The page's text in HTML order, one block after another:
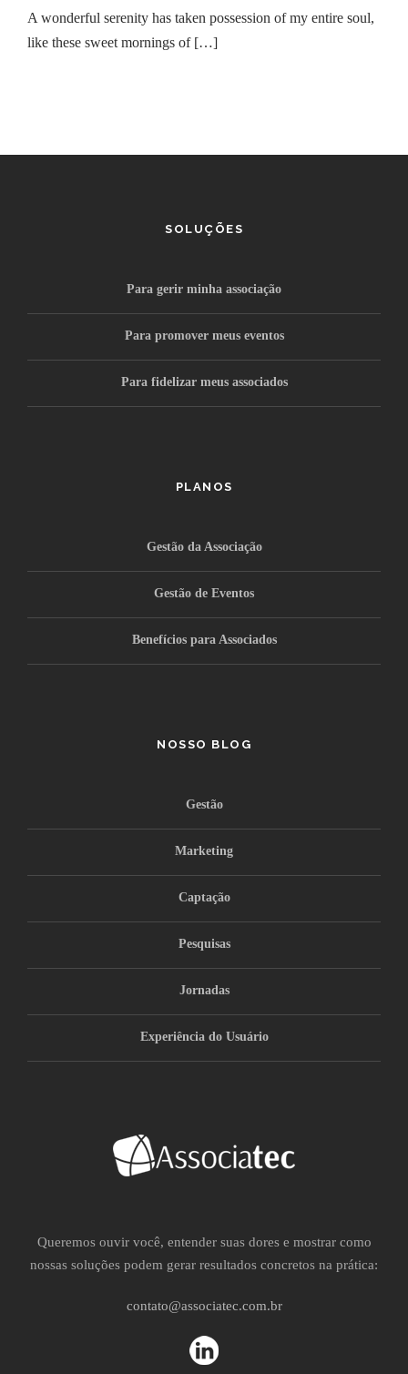
A wonderful serenity has taken possession of my entire soul,
like these sweet mornings of […]
SOLUÇÕES
Para gerir minha associação
Para promover meus eventos
Para fidelizar meus associados
PLANOS
Gestão da Associação
Gestão de Eventos
Benefícios para Associados
NOSSO BLOG
Gestão
Marketing
Captação
Pesquisas
Jornadas
Experiência do Usuário
Queremos ouvir você, entender suas dores e mostrar como
nossas soluções podem gerar resultados concretos na prática:
contato@associatec.com.br